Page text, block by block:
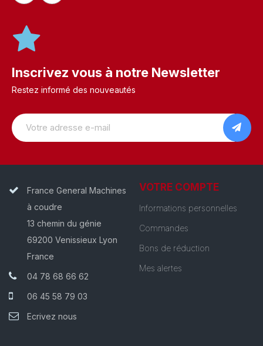
Inscrivez vous à notre Newsletter
Restez informé des nouveautés
France General Machines
à coudre
13 chemin du génie
69200 Venissieux Lyon
France
04 78 68 66 62
06 45 58 79 03
Ecrivez nous
VOTRE COMPTE
Informations personnelles
Commandes
Bons de réduction
Mes alertes